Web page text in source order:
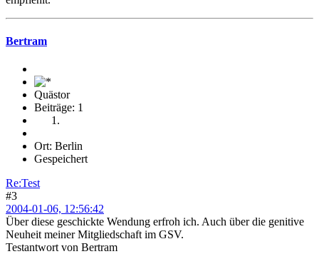
Bertram
Quästor
Beiträge: 1
Ort: Berlin
Gespeichert
Re:Test
#3
2004-01-06, 12:56:42
Über diese geschickte Wendung erfroh ich. Auch über die genitive
Neuheit meiner Mitgliedschaft im GSV.
Testantwort von Bertram